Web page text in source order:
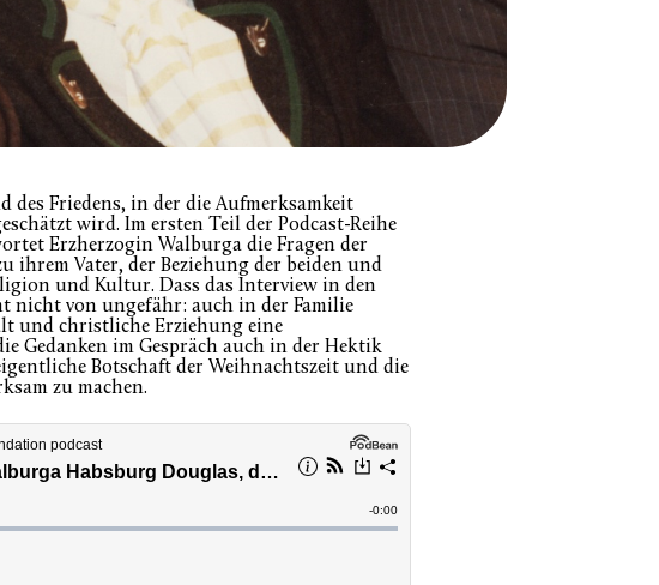
des Friedens, in der die Aufmerksamkeit
wird. Im ersten Teil der Podcast-Reihe
Erzherzogin Walburga die Fragen der
ihrem Vater, der Beziehung der beiden und
und Kultur. Dass das Interview in den
nicht von ungefähr: auch in der Familie
und christliche Erziehung eine
Gedanken im Gespräch auch in der Hektik
Botschaft der Weihnachtszeit und die
zu machen.